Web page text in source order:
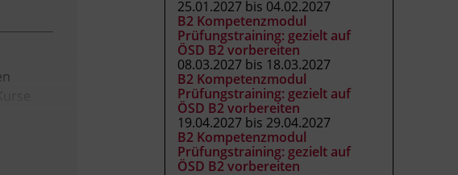
25.01.2027 bis 04.02.2027
B2 Kompetenzmodul
Prüfungstraining: gezielt auf
ÖSD B2 vorbereiten
08.03.2027 bis 18.03.2027
B2 Kompetenzmodul
Prüfungstraining: gezielt auf
ÖSD B2 vorbereiten
19.04.2027 bis 29.04.2027
B2 Kompetenzmodul
Prüfungstraining: gezielt auf
ÖSD B2 vorbereiten